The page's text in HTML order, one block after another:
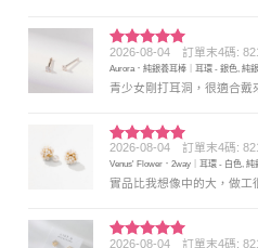
評分5 滿
分 5
2026-08-04 訂單末4碼:
Aurora．純銀養耳棒｜耳環 - 銀色, 純
青少女剛打耳洞，很適合戴
評分5 滿
分 5
2026-08-04 訂單末4碼:
Venus' Flower．2way｜耳環 - 白色, 純
實品比我想像中的大，做工
2026-08-04 訂單末4碼: